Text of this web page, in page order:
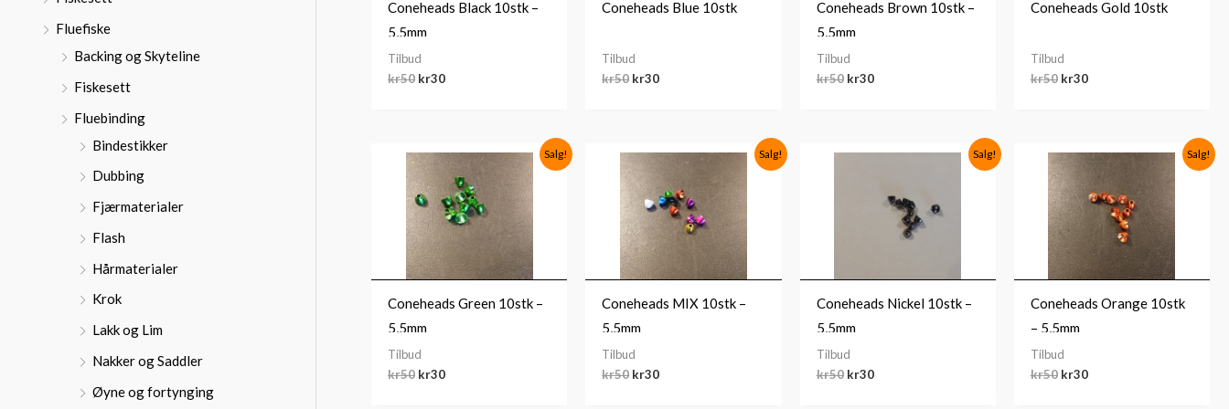
Fluefiske
Backing og Skyteline
Fiskesett
Fluebinding
Bindestikker
Dubbing
Fjærmaterialer
Flash
Hårmaterialer
Krok
Lakk og Lim
Nakker og Saddler
Øyne og fortynging
Coneheads Black 10stk –
5,5mm
Tilbud
kr50 kr30
Coneheads Blue 10stk
Tilbud
kr50 kr30
Coneheads Brown 10stk –
5,5mm
Tilbud
kr50 kr30
Coneheads Gold 10stk
Tilbud
kr50 kr30
Salg!
Coneheads Green 10stk –
5,5mm
Tilbud
kr50
Opprinnelig
pris
var:
kr50.
kr30
Nåværende
pris
er:
kr30.
Salg!
Coneheads MIX 10stk –
5,5mm
Tilbud
kr50
Opprinnelig
kr50.
kr30
Nåværende
kr30.
Salg!
Coneheads Nickel 10stk –
5,5mm
Tilbud
kr50
Opprinnelig
kr30
Nåværende
kr30.
Salg!
Coneheads Orange 10stk
– 5,5mm
Tilbud
kr50
Opprinnelig
pris
kr50.
kr30
Nåværende
kr30.